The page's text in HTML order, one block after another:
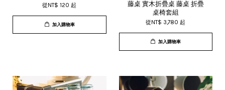
從NT$ 120起
加入購物車
藤桌 實木折疊桌 藤桌 折疊
桌椅套組
從NT$ 3,780起
加入購物車